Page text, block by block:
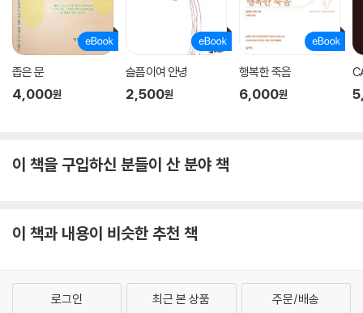
좁은 문
4,000원
슬픔이여 안녕
2,500원
행복한 죽음
6,000원
이 책을 구입하신 분들이 산 분야 책
이 책과 내용이 비슷한 추천 책
로그인 최근 본 상품 주문/배송